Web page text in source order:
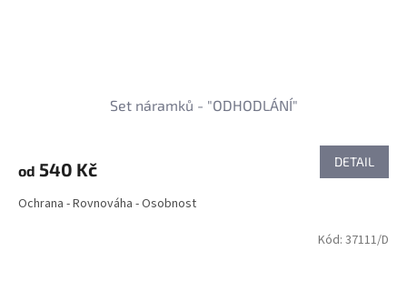
Set náramků - "ODHODLÁNÍ"
od 540 Kč DETAIL
Ochrana - Rovnováha - Osobnost
Kód: 37111/D